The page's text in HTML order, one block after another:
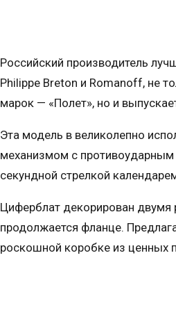
Российский производитель
Philippe Breton и Romanoff, не
марок — «Полет», но и
Эта модель в великолепно
механизмом с
секундной стрелкой
Циферблат декорирован
продолжается фланце.
роскошной коробке из ценных